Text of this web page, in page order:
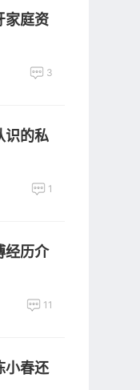
家庭资
3
识的私
1
经历介
11
小春还